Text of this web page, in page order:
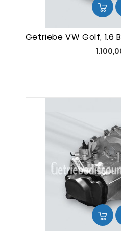
Getriebe VW Golf, 1.6